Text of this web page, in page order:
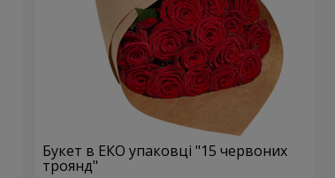
Букет в ЕКО упаковці "15 червоних
троянд"